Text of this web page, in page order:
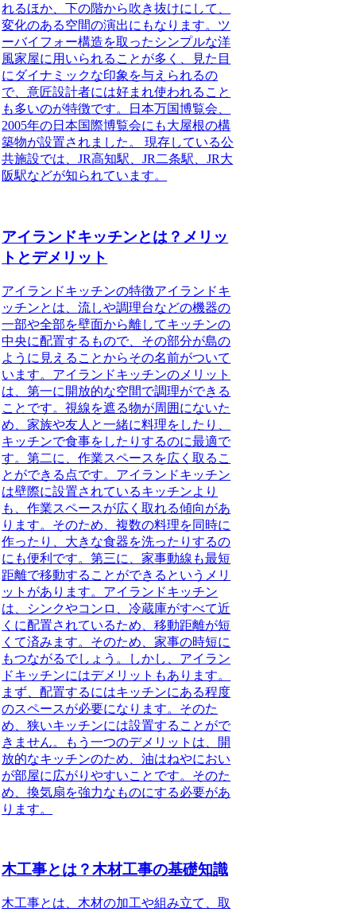
れるほか、下の階から吹き抜けにして、
変化のある空間の演出にもなります。ツ
ーバイフォー構造を取ったシンプルな洋
風家屋に用いられることが多く、見た目
にダイナミックな印象を与えられるの
で、意匠設計者には好まれ使われること
も多いのが特徴です。
日本万国博覧会、
2005年の日本国際博覧会にも大屋根の構
築物が設置されました。
現存している公
共施設では、JR高知駅、JR二条駅、JR大
阪駅などが知られています。
アイランドキッチンとは？メリッ
トとデメリット
アイランドキッチンの特徴アイランドキ
ッチンとは、流しや調理台などの機器の
一部や全部を壁面から離してキッチンの
中央に配置するもので、その部分が島の
ように見えることからその名前がついて
います。アイランドキッチンのメリット
は、第一に開放的な空間で調理ができる
ことです。視線を遮る物が周囲にないた
め、家族や友人と一緒に料理をしたり、
キッチンで食事をしたりするのに最適で
す。第二に、作業スペースを広く取るこ
とができる点です。アイランドキッチン
は壁際に設置されているキッチンより
も、作業スペースが広く取れる傾向があ
ります。そのため、複数の料理を同時に
作ったり、大きな食器を洗ったりするの
にも便利です。第三に、家事動線も最短
距離で移動することができるというメリ
ットがあります。アイランドキッチン
は、シンクやコンロ、冷蔵庫がすべて近
くに配置されているため、移動距離が短
くて済みます。そのため、家事の時短に
もつながるでしょう。しかし、アイラン
ドキッチンにはデメリットもあります。
まず、配置するにはキッチンにある程度
のスペースが必要になります。そのた
め、狭いキッチンには設置することがで
きません。もう一つのデメリットは、開
放的なキッチンのため、油はねやにおい
が部屋に広がりやすいことです。そのた
め、換気扇を強力なものにする必要があ
ります。
木工事とは？木材工事の基礎知識
木工事とは、木材の加工や組み立て、取